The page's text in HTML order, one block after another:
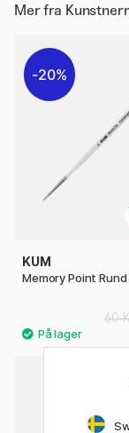
Mer fra
20%
KUM
Memory Point
60